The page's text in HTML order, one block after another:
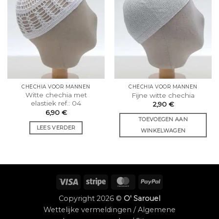
CHÉCHIA VOOR MANNEN
Witte chechia met
elastiek ref.: 04
6,90 €
LEES VERDER
CHÉCHIA VOOR MANNEN
Fijne witte chechia
2,90 €
TOEVOEGEN AAN
WINKELWAGEN
Visum Streep MasterCardPayPal
Copyright 2026 © O' Sarouel
Wettelijke vermeldingen /Algemene